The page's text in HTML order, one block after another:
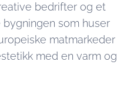
bedrifter og et
som huser
matmarkeder
med en varm og